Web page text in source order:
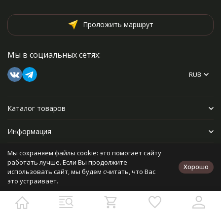
Проложить маршрут
Мы в социальных сетях:
RUB
Каталог товаров
Информация
Прочее
Политика персональных данных
Разработано в
bodysite.ru
Мы сохраняем файлы cookie: это помогает сайту
работать лучше. Если Вы продолжите
использовать сайт, мы будем считать, что Вас
это устраивает.
Хорошо